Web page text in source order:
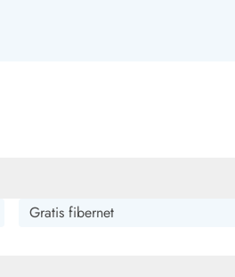
Gratis fibernet